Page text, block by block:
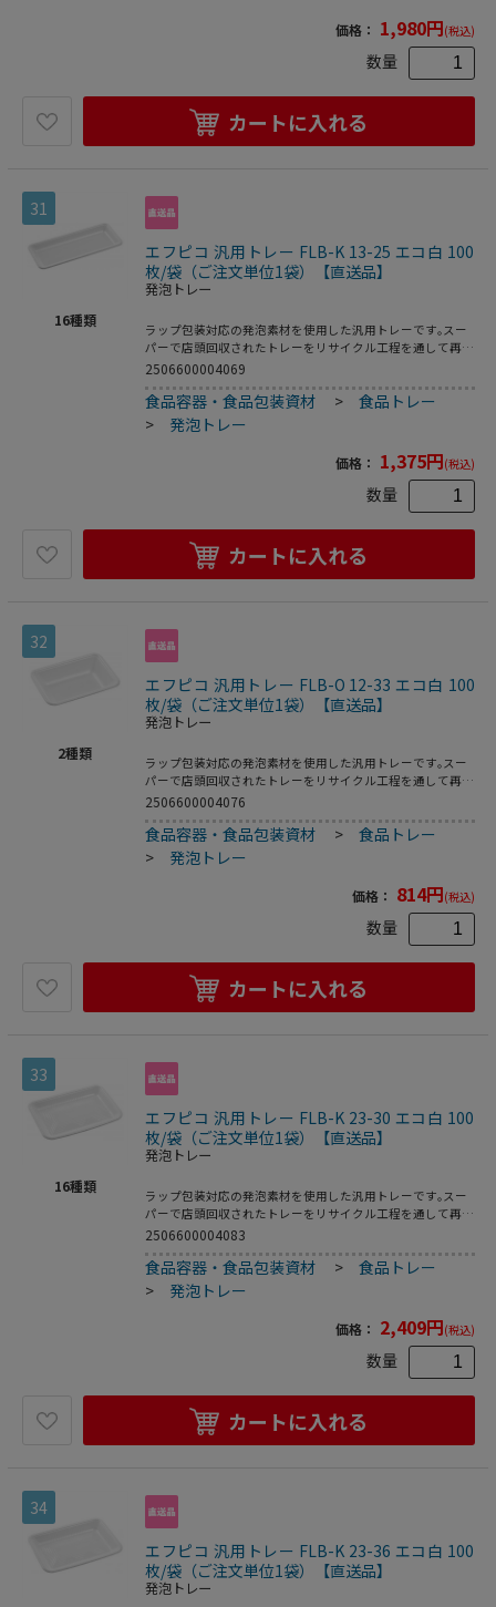
価格： 1,980円(税込)
数量
カートに入れる
31
16種類
エフピコ 汎用トレー FLB-K 13-25 エコ白 100
枚/袋（ご注文単位1袋）【直送品】
発泡トレー
ラップ包装対応の発泡素材を使用した汎用トレーです｡スー
パーで店頭回収されたトレーをリサイクル工程を通して再生
された原料を使用した環境対応商品です｡●電子レンジ使用
不可●耐熱温度:80℃●入数:100枚
2506600004069
食品容器・食品包装資材 >食品トレー
> 発泡トレー
価格： 1,375円(税込)
数量
カートに入れる
32
2種類
エフピコ 汎用トレー FLB-O 12-33 エコ白 100
枚/袋（ご注文単位1袋）【直送品】
発泡トレー
ラップ包装対応の発泡素材を使用した汎用トレーです｡スー
パーで店頭回収されたトレーをリサイクル工程を通して再生
された原料を使用した環境対応商品です｡●電子レンジ使用
不可●耐熱温度:80℃●入数:100枚
2506600004076
食品容器・食品包装資材 >食品トレー
> 発泡トレー
価格： 814円(税込)
数量
カートに入れる
33
16種類
エフピコ 汎用トレー FLB-K 23-30 エコ白 100
枚/袋（ご注文単位1袋）【直送品】
発泡トレー
ラップ包装対応の発泡素材を使用した汎用トレーです｡スー
パーで店頭回収されたトレーをリサイクル工程を通して再生
された原料を使用した環境対応商品です｡●電子レンジ使用
不可●耐熱温度:80℃●入数:100枚
2506600004083
食品容器・食品包装資材 >食品トレー
> 発泡トレー
価格： 2,409円(税込)
数量
カートに入れる
34
エフピコ 汎用トレー FLB-K 23-36 エコ白 100
枚/袋（ご注文単位1袋）【直送品】
発泡トレー